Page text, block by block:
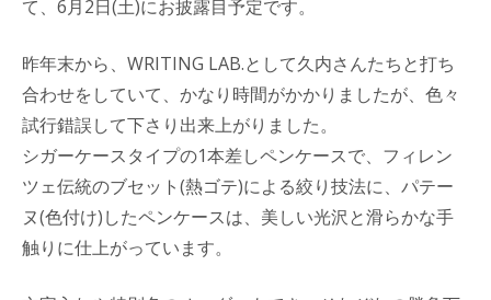
て、6月2日(土)にお披露目予定です。
昨年末から、WRITING LAB.として久内さんたちと打ち
合わせをしていて、かなり時間がかかりましたが、色々
試行錯誤して下さり出来上がりました。
シガーケースタイプの1本差しペンケースで、フィレン
ツェ伝統のブセット(熱ゴテ)による絞り技法に、パテー
ヌ(色付け)したペンケースは、美しい光沢と滑らかな手
触りに仕上がっています。